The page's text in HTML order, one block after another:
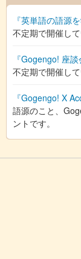
『英単語の語源
不定期で開催して
『Gogengo! 座談
不定期で開催して
『Gogengo! X
語源のこと、
ントです。